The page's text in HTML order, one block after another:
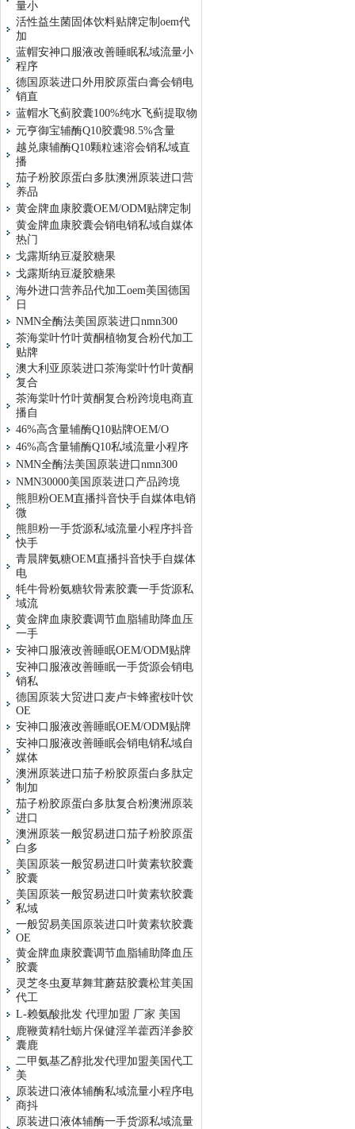
量小
活性益生菌固体饮料贴牌定制oem代
加
蓝帽安神口服液改善睡眠私域流量小
程序
德国原装进口外用胶原蛋白膏会销电
销直
蓝帽水飞蓟胶囊100%纯水飞蓟提取物
元亨御宝辅酶Q10胶囊98.5%含量
越兑康辅酶Q10颗粒速溶会销私域直
播
茄子粉胶原蛋白多肽澳洲原装进口营
养品
黄金牌血康胶囊OEM/ODM贴牌定制
黄金牌血康胶囊会销电销私域自媒体
热门
戈露斯纳豆凝胶糖果
戈露斯纳豆凝胶糖果
海外进口营养品代加工oem美国德国
日
NMN全酶法美国原装进口nmn300
茶海棠叶竹叶黄酮植物复合粉代加工
贴牌
澳大利亚原装进口茶海棠叶竹叶黄酮
复合
茶海棠叶竹叶黄酮复合粉跨境电商直
播自
46%高含量辅酶Q10贴牌OEM/O
46%高含量辅酶Q10私域流量小程序
NMN全酶法美国原装进口nmn300
NMN30000美国原装进口产品跨境
熊胆粉OEM直播抖音快手自媒体电销
微
熊胆粉一手货源私域流量小程序抖音
快手
青晨牌氨糖OEM直播抖音快手自媒体
电
牦牛骨粉氨糖软骨素胶囊一手货源私
域流
黄金牌血康胶囊调节血脂辅助降血压
一手
安神口服液改善睡眠OEM/ODM贴牌
安神口服液改善睡眠一手货源会销电
销私
德国原装大贸进口麦卢卡蜂蜜桉叶饮
OE
安神口服液改善睡眠OEM/ODM贴牌
安神口服液改善睡眠会销电销私域自
媒体
澳洲原装进口茄子粉胶原蛋白多肽定
制加
茄子粉胶原蛋白多肽复合粉澳洲原装
进口
澳洲原装一般贸易进口茄子粉胶原蛋
白多
美国原装一般贸易进口叶黄素软胶囊
胶囊
美国原装一般贸易进口叶黄素软胶囊
私域
一般贸易美国原装进口叶黄素软胶囊
OE
黄金牌血康胶囊调节血脂辅助降血压
胶囊
灵芝冬虫夏草舞茸蘑菇胶囊松茸美国
代工
L-赖氨酸批发 代理加盟 厂家 美国
鹿鞭黄精牡蛎片保健淫羊藿西洋参胶
囊鹿
二甲氨基乙醇批发代理加盟美国代工
美
原装进口液体辅酶私域流量小程序电
商抖
原装进口液体辅酶一手货源私域流量